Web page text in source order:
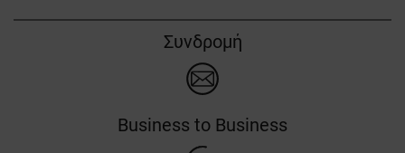
Συνδρομή
Business to Business